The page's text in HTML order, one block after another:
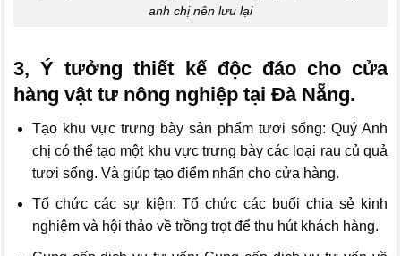
anh chị nên lưu lại
3, Ý tưởng thiết kế độc đáo cho cửa
hàng vật tư nông nghiệp tại Đà Nẵng.
Tạo khu vực trưng bày sản phẩm tươi sống: Quý Anh
chị có thể tạo một khu vực trưng bày các loại rau củ quả
tươi sống. Và giúp tạo điểm nhấn cho cửa hàng.
Tổ chức các sự kiện: Tổ chức các buổi chia sẻ kinh
nghiệm và hội thảo về trồng trọt để thu hút khách hàng.